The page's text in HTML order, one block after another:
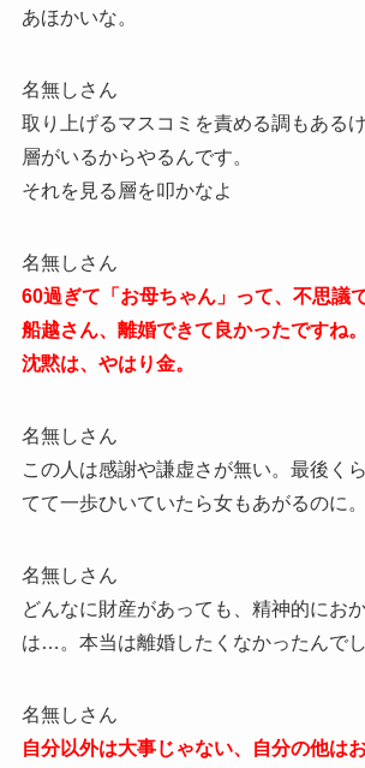
あほかいな。
名無しさん
取り上げるマスコミを責める調もある
層がいるからやるんです。
それを見る層を叩かなよ
名無しさん
60過ぎて「お母ちゃん」って、不思議
船越さん、離婚できて良かったですね。
沈黙は、やはり金。
名無しさん
この人は感謝や謙虚さが無い。最後く
てて一歩ひいていたら女もあがるのに。
名無しさん
どんなに財産があっても、精神的にお
は…。本当は離婚したくなかったんでし
名無しさん
自分以外は大事じゃない、自分の他は